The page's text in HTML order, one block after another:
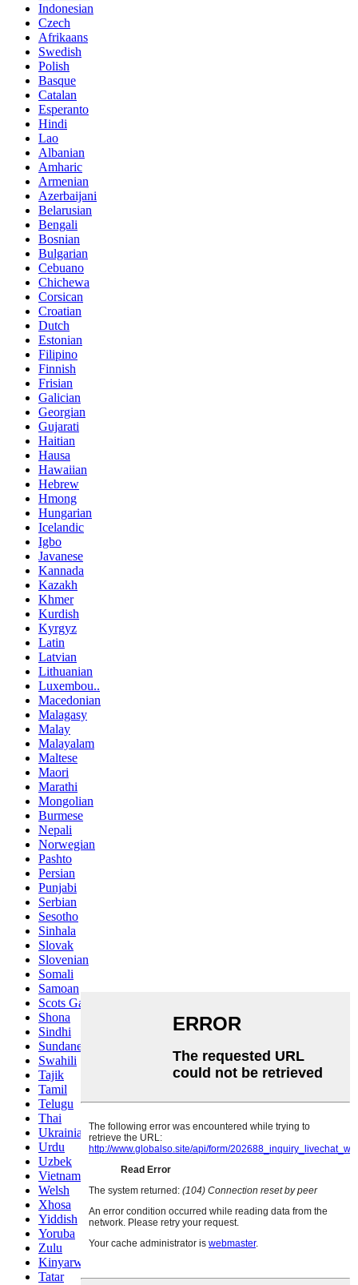
Indonesian
Czech
Afrikaans
Swedish
Polish
Basque
Catalan
Esperanto
Hindi
Lao
Albanian
Amharic
Armenian
Azerbaijani
Belarusian
Bengali
Bosnian
Bulgarian
Cebuano
Chichewa
Corsican
Croatian
Dutch
Estonian
Filipino
Finnish
Frisian
Galician
Georgian
Gujarati
Haitian
Hausa
Hawaiian
Hebrew
Hmong
Hungarian
Icelandic
Igbo
Javanese
Kannada
Kazakh
Khmer
Kurdish
Kyrgyz
Latin
Latvian
Lithuanian
Luxembou..
Macedonian
Malagasy
Malay
Malayalam
Maltese
Maori
Marathi
Mongolian
Burmese
Nepali
Norwegian
Pashto
Persian
Punjabi
Serbian
Sesotho
Sinhala
Slovak
Slovenian
Somali
Samoan
Scots Gaelic
Shona
Sindhi
Sundanese
Swahili
Tajik
Tamil
Telugu
Thai
Ukrainian
Urdu
Uzbek
Vietnamese
Welsh
Xhosa
Yiddish
Yoruba
Zulu
Kinyarwanda
Tatar